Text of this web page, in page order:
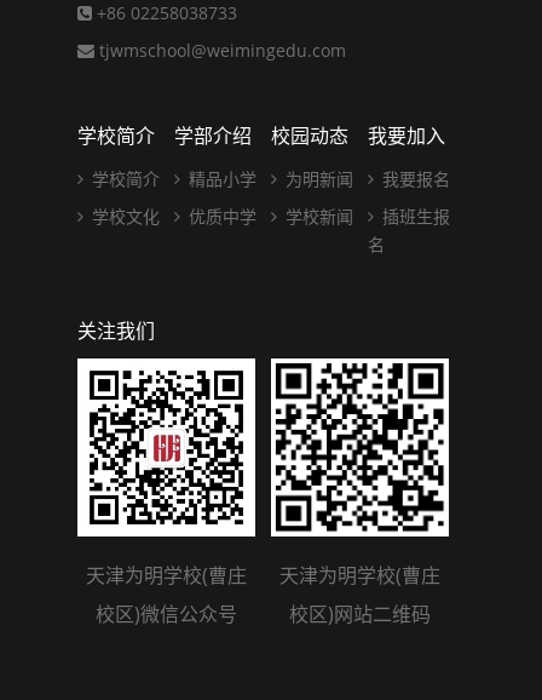
+86 02258038733
tjwmschool@weimingedu.com
学校简介
学校简介
学校文化
学部介绍
精品小学
优质中学
校园动态
为明新闻
学校新闻
我要加入
我要报名
插班生报
名
关注我们
天津为明学校(曹庄
校区)微信公众号
天津为明学校(曹庄
校区)网站二维码